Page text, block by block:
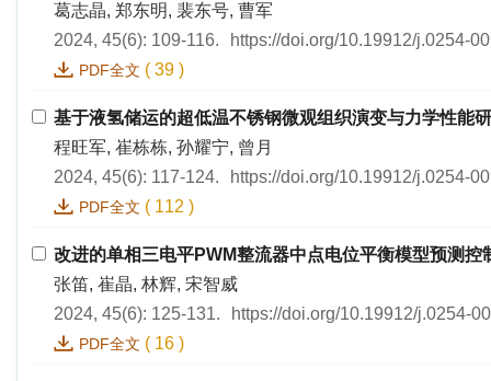
葛志晶, 郑东明, 裴东号, 曹军
2024, 45(6): 109-116.
https://doi.org/10.19912/j.0254-
PDF全文 ( 39 )
基于液氢储运的超低温不锈钢微观组织演变与力学性能
程旺军, 崔栋栋, 孙耀宁, 曾月
2024, 45(6): 117-124.
https://doi.org/10.19912/j.0254-
PDF全文 ( 112 )
改进的单相三电平PWM整流器中点电位平衡模型预测控
张笛, 崔晶, 林辉, 宋智威
2024, 45(6): 125-131.
https://doi.org/10.19912/j.0254-
PDF全文 ( 16 )